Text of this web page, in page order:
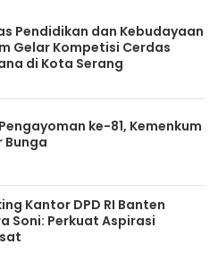
Pendidikan dan Kebudayaan
Gelar Kompetisi Cerdas
di Kota Serang
ke-81, Kemenkum
Bunga
Kantor DPD RI Banten
Soni: Perkuat Aspirasi